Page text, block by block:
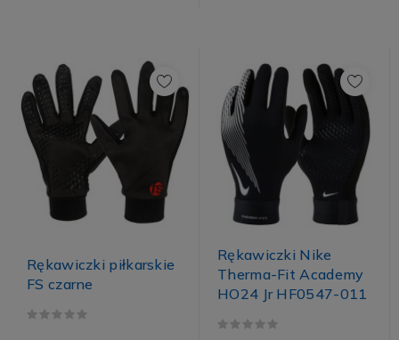
Rękawiczki piłkarskie
FS czarne
Rękawiczki Nike
Therma-Fit Academy
HO24 Jr HF0547-011